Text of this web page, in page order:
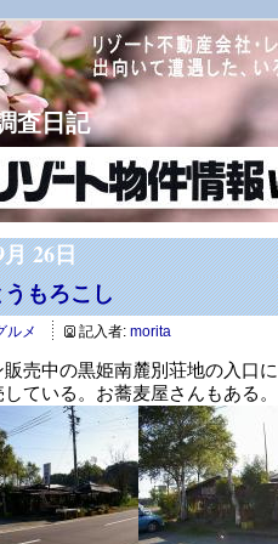
査日記
26日
もろこし
ルメ 記入者: morita
販売中の黒姫南麓別荘地の入口
ている。お蕎麦屋さんもある。